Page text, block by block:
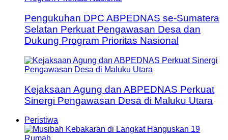
Pengukuhan DPC ABPEDNAS se-Sumatera
Selatan Perkuat Pengawasan Desa dan
Dukung Program Prioritas Nasional
Kejaksaan Agung dan ABPEDNAS Perkuat
Sinergi Pengawasan Desa di Maluku Utara
Peristiwa